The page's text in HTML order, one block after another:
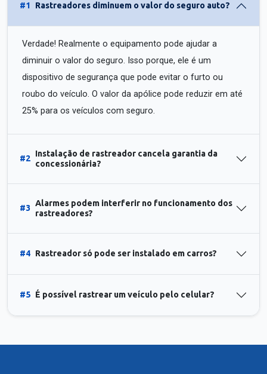
#1 Rastreadores diminuem o valor do seguro auto?
Verdade! Realmente o equipamento pode ajudar a
diminuir o valor do seguro. Isso porque, ele é um
dispositivo de segurança que pode evitar o furto ou
roubo do veículo. O valor da apólice pode reduzir em até
25% para os veículos com seguro.
#2
Instalação de rastreador cancela garantia da
concessionária?
#3
Alarmes podem interferir no funcionamento dos
rastreadores?
#4 Rastreador só pode ser instalado em carros?
#5 É possível rastrear um veículo pelo celular?